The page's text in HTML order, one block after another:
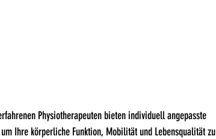
Physiotherapeuten bieten individuell angepasste
Ihre körperliche Funktion, Mobilität und Lebensqualität zu